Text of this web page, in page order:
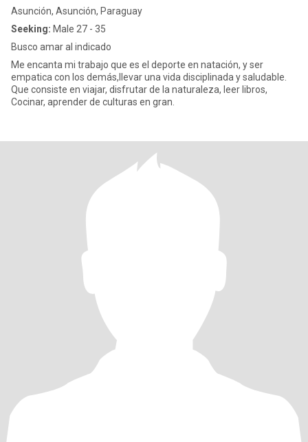
Asunción, Asunción, Paraguay
Seeking: Male 27 - 35
Busco amar al indicado
Me encanta mi trabajo que es el deporte en natación, y ser
empatica con los demás,llevar una vida disciplinada y saludable.
Que consiste en viajar, disfrutar de la naturaleza, leer libros,
Cocinar, aprender de culturas en gran.